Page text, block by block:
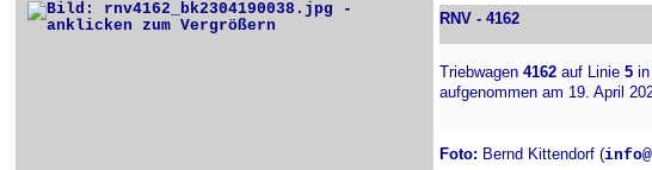
RNV - 4162
Triebwagen 4162 auf Linie 5 in
aufgenommen am 19. April
Foto: Bernd Kittendorf (